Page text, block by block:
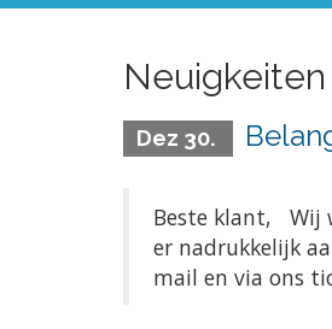
Neuigkeiten
Dez 30.
Beste klant, Wij
er nadrukkelijk
mail en via ons